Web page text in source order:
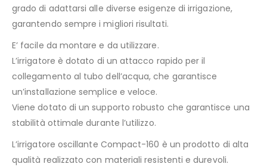
grado di adattarsi alle diverse esigenze di irrigazione,
garantendo sempre i migliori risultati.
E’ facile da montare e da utilizzare.
L’irrigatore è dotato di un attacco rapido per il
collegamento al tubo dell’acqua, che garantisce
un’installazione semplice e veloce.
Viene dotato di un supporto robusto che garantisce una
stabilità ottimale durante l’utilizzo.
L’irrigatore oscillante Compact-160 è un prodotto di alta
qualità realizzato con materiali resistenti e durevoli.